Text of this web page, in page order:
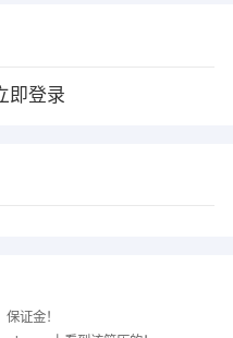
即登录
证金！